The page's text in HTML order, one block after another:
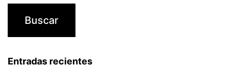
Entradas recientes